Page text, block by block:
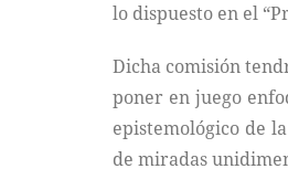
lo dispuesto en el
Dicha comisión
poner en juego
epistemológico de
de miradas